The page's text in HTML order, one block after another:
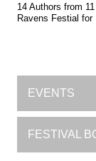
14 Authors from
Ravens Festial for
EVENTS
FESTIVAL